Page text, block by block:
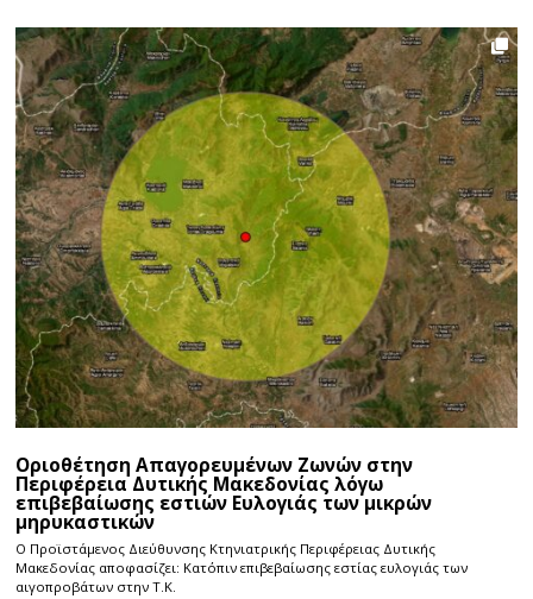
Οριοθέτηση Απαγορευμένων Ζωνών στην
Περιφέρεια Δυτικής Μακεδονίας λόγω
επιβεβαίωσης εστιών Ευλογιάς των μικρών
μηρυκαστικών
Ο Προϊστάμενος Διεύθυνσης Κτηνιατρικής Περιφέρειας Δυτικής
Μακεδονίας αποφασίζει: Κατόπιν επιβεβαίωσης εστίας ευλογιάς των
αιγοπροβάτων στην Τ.Κ.